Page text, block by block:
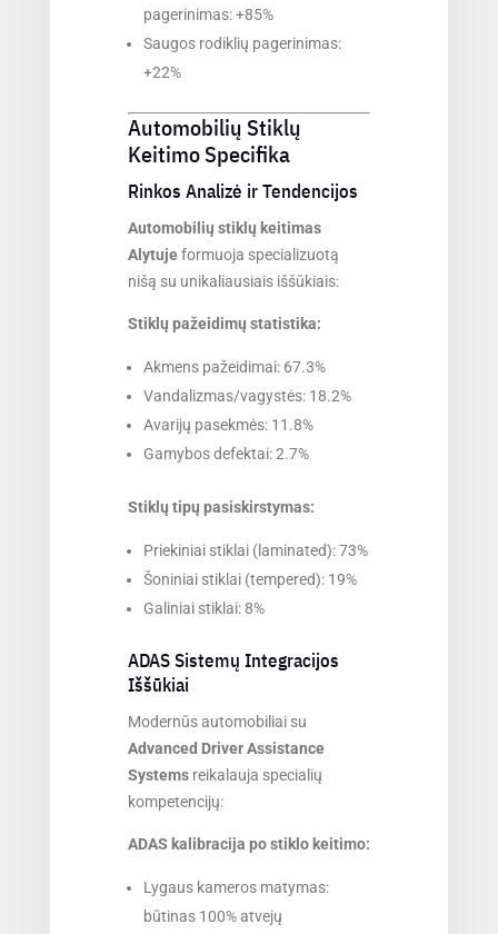
pagerinimas: +85%
Saugos rodiklių pagerinimas:
+22%
Automobilių Stiklų
Keitimo Specifika
Rinkos Analizė ir Tendencijos
Automobilių stiklų keitimas
Alytujeformuoja specializuotą
nišą su unikaliausiais iššūkiais:
Stiklų pažeidimų statistika:
Akmens pažeidimai: 67.3%
Vandalizmas/vagystės: 18.2%
Avarijų pasekmės: 11.8%
Gamybos defektai: 2.7%
Stiklų tipų pasiskirstymas:
Priekiniai stiklai (laminated): 73%
Šoniniai stiklai (tempered): 19%
Galiniai stiklai: 8%
ADAS Sistemų Integracijos
Iššūkiai
Modernūs automobiliai su
Advanced Driver Assistance
Systemsreikalauja specialių
kompetencijų:
ADAS kalibracija po stiklo keitimo:
Lygaus kameros matymas:
būtinas 100% atvejų